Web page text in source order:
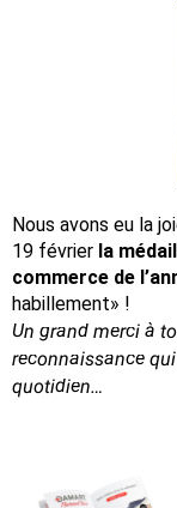
Nous avons eu la
19 février la
commerce de
habillement» !
Un grand merci à
reconnaissance
quotidien…